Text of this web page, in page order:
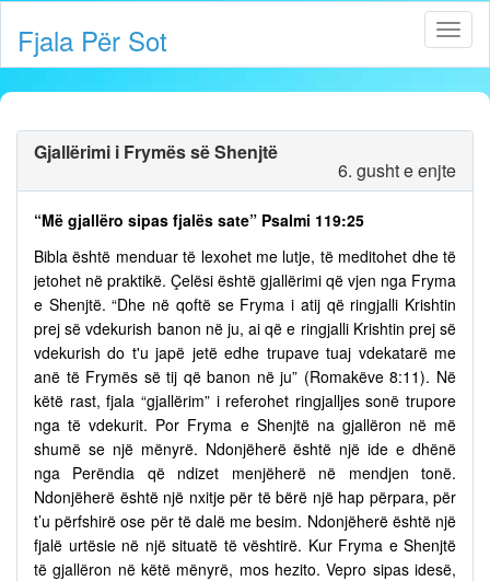
Fjala Për Sot
Gjallërimi i Frymës së Shenjtë
6. gusht e enjte
“Më gjallëro sipas fjalës sate” Psalmi 119:25
Bibla është menduar të lexohet me lutje, të meditohet dhe të
jetohet në praktikë. Çelësi është gjallërimi që vjen nga Fryma
e Shenjtë. “Dhe në qoftë se Fryma i atij që ringjalli Krishtin
prej së vdekurish banon në ju, ai që e ringjalli Krishtin prej së
vdekurish do t'u japë jetë edhe trupave tuaj vdekatarë me
anë të Frymës së tij që banon në ju” (Romakëve 8:11). Në
këtë rast, fjala “gjallërim” i referohet ringjalljes sonë trupore
nga të vdekurit. Por Fryma e Shenjtë na gjallëron në më
shumë se një mënyrë. Ndonjëherë është një ide e dhënë
nga Perëndia që ndizet menjëherë në mendjen tonë.
Ndonjëherë është një nxitje për të bërë një hap përpara, për
t’u përfshirë ose për të dalë me besim. Ndonjëherë është një
fjalë urtësie në një situatë të vështirë. Kur Fryma e Shenjtë
të gjallëron në këtë mënyrë, mos hezito. Vepro sipas idesë,